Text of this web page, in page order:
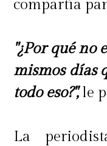
compartía
"¿Por qué no
mismos días
todo eso?",le
La